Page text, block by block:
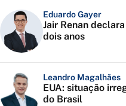
Eduardo Gayer
Jair Renan
dois anos
Leandro Magalhães
EUA: situação
do Brasil